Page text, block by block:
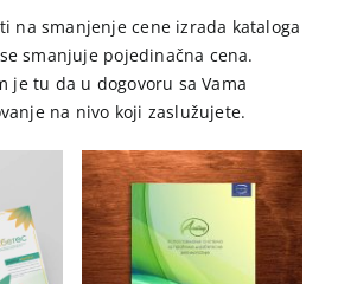
na smanjenje cene izrada kataloga
smanjuje pojedinačna cena.
je tu da u dogovoru sa Vama
na nivo koji zaslužujete.